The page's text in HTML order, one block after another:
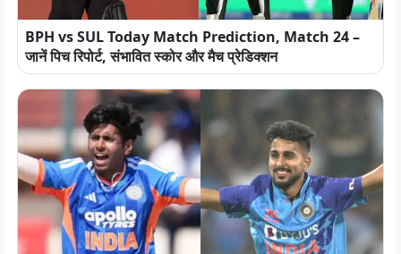
BPH vs SUL Today Match Prediction, Match 24 –
जानें पिच रिपोर्ट, संभावित स्कोर और मैच प्रेडिक्शन